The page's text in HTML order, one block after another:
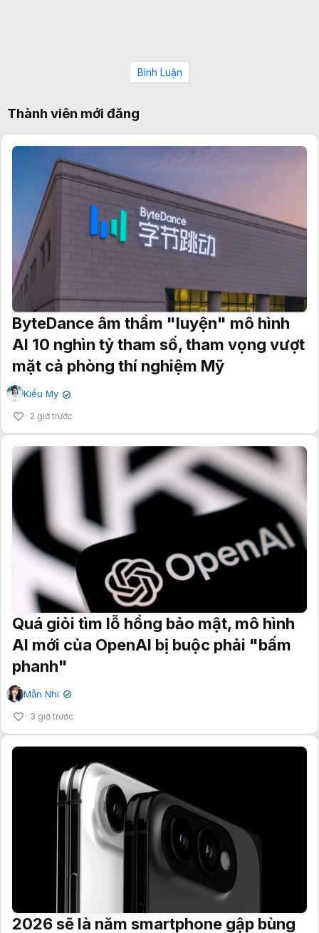
Bình Luận
Thành viên mới đăng
ByteDance âm thầm "luyện" mô hình
AI 10 nghìn tỷ tham số, tham vọng vượt
mặt cả phòng thí nghiệm Mỹ
Kiều My ✔
2 giờ trước
Quá giỏi tìm lỗ hổng bảo mật, mô hình
AI mới của OpenAI bị buộc phải "bấm
phanh"
Mẫn Nhi ✔
3 giờ trước
2026 sẽ là năm smartphone gập bùng